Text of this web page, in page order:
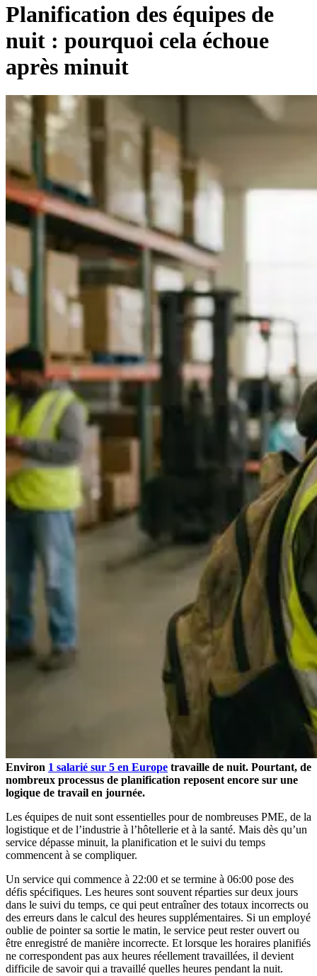
Planification des équipes de
nuit : pourquoi cela échoue
après minuit
Environ 1 salarié sur 5 en Europe travaille de nuit. Pourtant, de
nombreux processus de planification reposent encore sur une
logique de travail en journée.
Les équipes de nuit sont essentielles pour de nombreuses PME, de la
logistique et de l’industrie à l’hôtellerie et à la santé. Mais dès qu’un
service dépasse minuit, la planification et le suivi du temps
commencent à se compliquer.
Un service qui commence à 22:00 et se termine à 06:00 pose des
défis spécifiques. Les heures sont souvent réparties sur deux jours
dans le suivi du temps, ce qui peut entraîner des totaux incorrects ou
des erreurs dans le calcul des heures supplémentaires. Si un employé
oublie de pointer sa sortie le matin, le service peut rester ouvert ou
être enregistré de manière incorrecte. Et lorsque les horaires planifiés
ne correspondent pas aux heures réellement travaillées, il devient
difficile de savoir qui a travaillé quelles heures pendant la nuit.